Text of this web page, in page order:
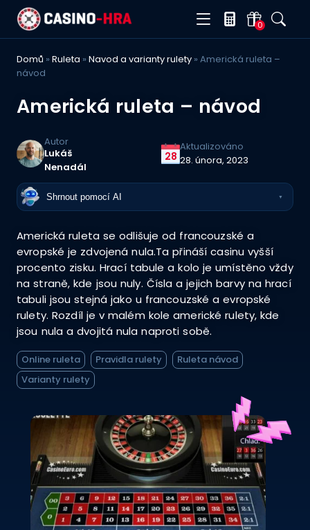
0
Domů » Ruleta » Navod a varianty rulety » Americká ruleta –
návod
Americká ruleta – návod
Autor
Lukáš
Nenadál
28
Aktualizováno
28. února, 2023
Shrnout pomocí AI ▼
Americká ruleta se odlišuje od francouzské a
evropské je zdvojená nula.Ta přináší casinu vyšší
procento zisku. Hrací tabule a kolo je umístěno vždy
na straně, kde jsou nuly. Čísla a jejich barvy na hrací
tabuli jsou stejná jako u francouzské a evropské
rulety. Rozdíl je v malém kole americké rulety, kde
jsou nula a dvojitá nula naproti sobě.
Online ruleta Pravidla rulety
Ruleta návod
Varianty rulety